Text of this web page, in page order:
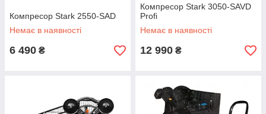
Компресор Stark 2550-SAD
Немає в наявності
6 490 ₴
Компресор Stark 3050-SAVD
Profi
Немає в наявності
12 990 ₴